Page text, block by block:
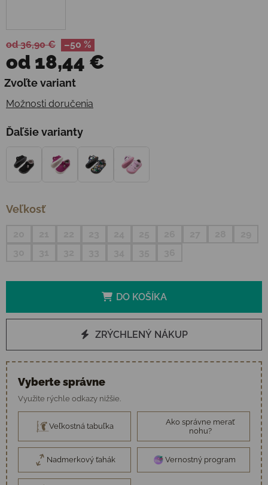
od 36,90 € –50 %
od 18,44 €
Jednotková cena:
Zvoľte variant
Možnosti doručenia
Ďaľšie varianty
Veľkosť
DO KOŠÍKA
ZRÝCHLENÝ NÁKUP
Vyberte správne
Využite rýchle odkazy nižšie.
Veľkostná tabuľka
Ako správne merať
nohu?
Nadmerkový ťahák Vernostný program